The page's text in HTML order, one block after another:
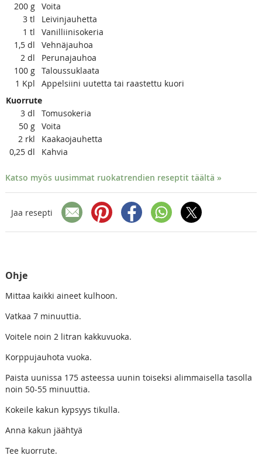
200 g Voita
3 tl
Leivinjauhetta
1 tl
Vanilliinisokeria
1,5 dl
Vehnäjauhoa
2 dl
Perunajauhoa
100 g Taloussuklaata
1 Kpl
Appelsiini uutetta tai raastettu kuori
Kuorrute
3 dl
Tomusokeria
50 g Voita
2 rkl
Kaakaojauhetta
0,25 dl Kahvia
Katso myös uusimmat ruokatrendien reseptit täältä »
Jaa resepti
Ohje
Mittaa kaikki aineet kulhoon.
Vatkaa 7 minuuttia.
Voitele noin 2 litran kakkuvuoka.
Korppujauhota vuoka.
Paista uunissa 175 asteessa uunin toiseksi alimmaisella tasolla
noin 50-55 minuuttia.
Kokeile kakun kypsyys tikulla.
Anna kakun jäähtyä
Tee kuorrute.